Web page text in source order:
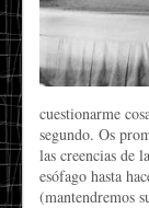
cuestionarme
segundo. Os
las creencias de
esófago hasta
(mantendremos